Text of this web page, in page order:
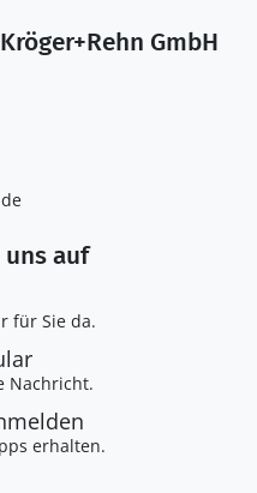
GmbH
uns auf
für Sie da.
Nachricht.
erhalten.